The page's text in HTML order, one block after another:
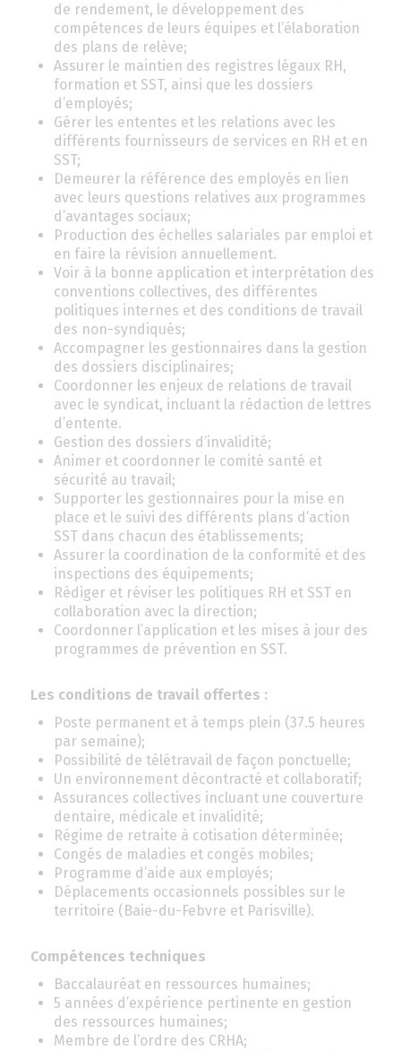
de rendement, le développement des
compétences de leurs équipes et l’élaboration
des plans de relève;
Assurer le maintien des registres légaux RH,
formation et SST, ainsi que les dossiers
d’employés;
Gérer les ententes et les relations avec les
différents fournisseurs de services en RH et en
SST;
Demeurer la référence des employés en lien
avec leurs questions relatives aux programmes
d’avantages sociaux;
Production des échelles salariales par emploi et
en faire la révision annuellement.
Voir à la bonne application et interprétation des
conventions collectives, des différentes
politiques internes et des conditions de travail
des non-syndiqués;
Accompagner les gestionnaires dans la gestion
des dossiers disciplinaires;
Coordonner les enjeux de relations de travail
avec le syndicat, incluant la rédaction de lettres
d’entente.
Gestion des dossiers d’invalidité;
Animer et coordonner le comité santé et
sécurité au travail;
Supporter les gestionnaires pour la mise en
place et le suivi des différents plans d’action
SST dans chacun des établissements;
Assurer la coordination de la conformité et des
inspections des équipements;
Rédiger et réviser les politiques RH et SST en
collaboration avec la direction;
Coordonner l’application et les mises à jour des
programmes de prévention en SST.
Les conditions de travail offertes :
Poste permanent et à temps plein (37.5 heures
par semaine);
Possibilité de télétravail de façon ponctuelle;
Un environnement décontracté et collaboratif;
Assurances collectives incluant une couverture
dentaire, médicale et invalidité;
Régime de retraite à cotisation déterminée;
Congés de maladies et congés mobiles;
Programme d’aide aux employés;
Déplacements occasionnels possibles sur le
territoire (Baie-du-Febvre et Parisville).
Compétences techniques
Baccalauréat en ressources humaines;
5 années d’expérience pertinente en gestion
des ressources humaines;
Membre de l’ordre des CRHA;